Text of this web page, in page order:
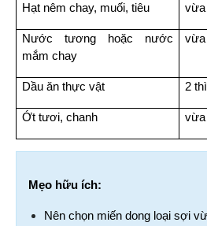
Hạt nêm chay, muối, tiêu vừa
Nước tương hoặc nước
mắm chay
vừa
Dầu ăn thực vật 2
Ớt tươi, chanh vừa
Mẹo hữu ích:
Nên chọn miến dong loại sợi